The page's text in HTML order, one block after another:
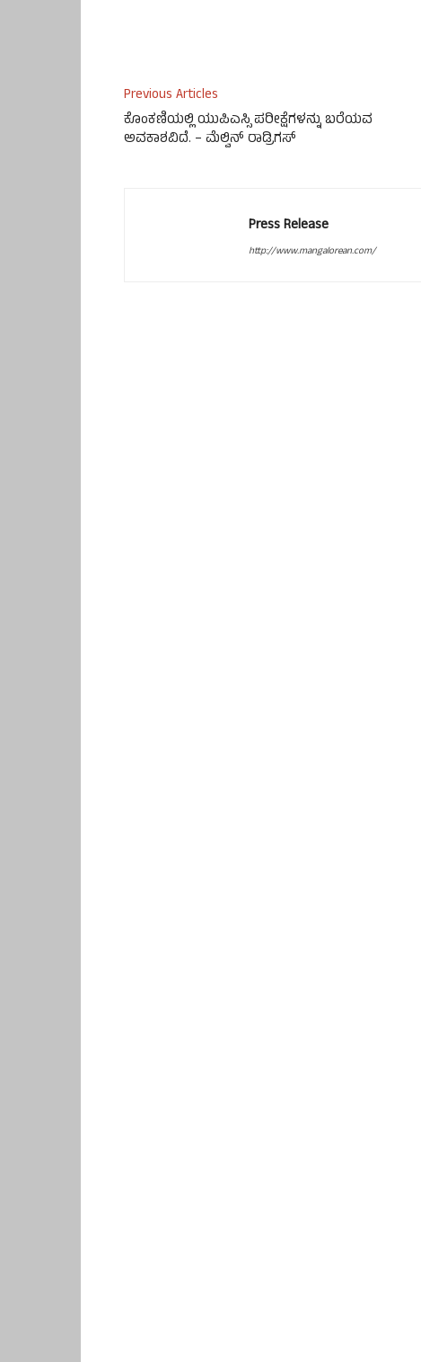
Previous Articles
ಕೊಂಕಣಿಯಲ್ಲಿ ಯುಪಿಎಸ್ಸಿ ಪರೀಕ್ಷೆಗಳನ್ನು ಬರೆಯವ
ಅವಕಾಶವಿದೆ. – ಮೆಲ್ವಿನ್ ರಾಡ್ರಿಗಸ್
Press Release
http://www.mangalorean.com/